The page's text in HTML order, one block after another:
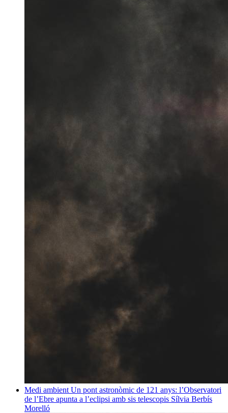
Medi ambient Un pont astronòmic de 121 anys: l’Observatori
de l’Ebre apunta a l’eclipsi amb sis telescopis Sílvia Berbís
Morelló